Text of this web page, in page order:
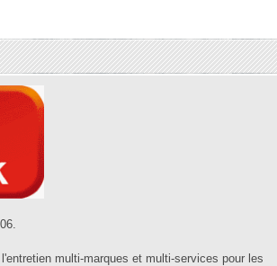
multi-marques et multi-services pour les